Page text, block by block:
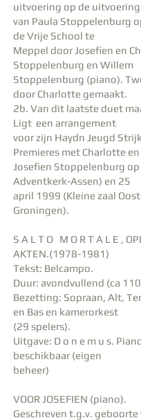
uitvoering op de uitvoering
van Paula Stoppelenburg
de Vrije School te
Meppel door Josefien en
Stoppelenburg en Willem
Stoppelenburg (piano).
door Charlotte gemaakt.
2b. Van dit laatste duet
Ligt een arrangement
voor zijn Haydn Jeugd
Premieres met Charlotte en
Josefien Stoppelenburg
Adventkerk-Assen) en 25
april 1999 (Kleine zaal
Groningen).
S A L T O M O R T A L E ,
AKTEN.(1978-1981)
Tekst: Belcampo.
Duur: avondvullend (ca
Bezetting: Sopraan, Alt,
en Bas en kamerorkest
(29 spelers).
Uitgave: D o n e m u s.
beschikbaar (eigen
beheer)
VOOR JOSEFIEN (piano).
Geschreven t.g.v.